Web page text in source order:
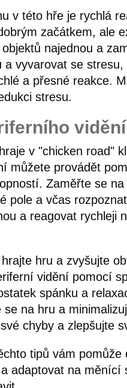
v této hře je rychlá
začátkem, ale
najednou a
a vyvarovat se
a přesné reakce.
stresu.
v "chicken road"
můžete provádět
Zaměřte se
pole a včas
a reagovat rychleji
hru a zvyšujte
vidění pomocí
spánku a
se na hru a
chyby a zlepšujte
tipů vám
adaptovat na